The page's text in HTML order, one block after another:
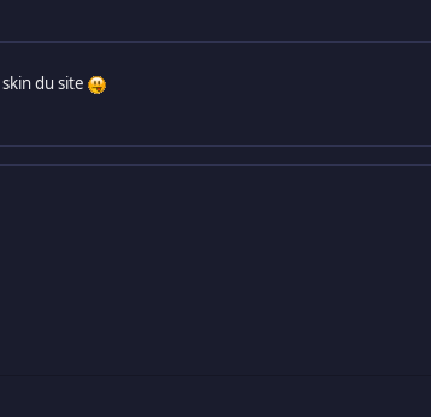
du site